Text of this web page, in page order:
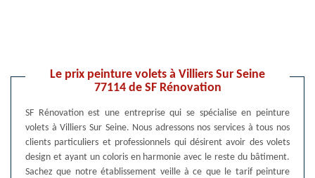
Le prix peinture volets à Villiers Sur Seine
77114 de SF Rénovation
SF Rénovation est une entreprise qui se spécialise en peinture
volets à Villiers Sur Seine. Nous adressons nos services à tous nos
clients particuliers et professionnels qui désirent avoir des volets
design et ayant un coloris en harmonie avec le reste du bâtiment.
Sachez que notre établissement veille à ce que le tarif peinture